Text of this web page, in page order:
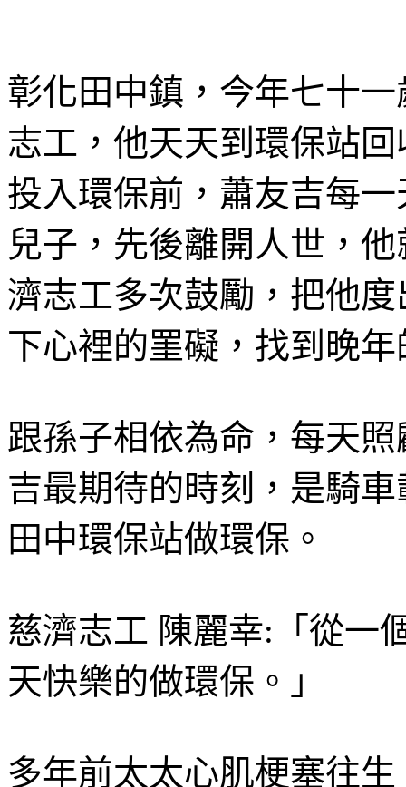
彰化田中鎮，今年七十
志工，他天天到環保站
投入環保前，蕭友吉每
兒子，先後離開人世，
濟志工多次鼓勵，把他
下心裡的罣礙，找到晚
跟孫子相依為命，每天
吉最期待的時刻，是騎
田中環保站做環保。
慈濟志工 陳麗幸:「從一
天快樂的做環保。」
多年前太太心肌梗塞往